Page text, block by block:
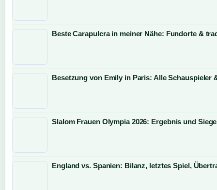
Beste Carapulcra in meiner Nähe: Fundorte &
Besetzung von Emily in Paris: Alle Schauspieler
Slalom Frauen Olympia 2026: Ergebnis und
England vs. Spanien: Bilanz, letztes Spiel,